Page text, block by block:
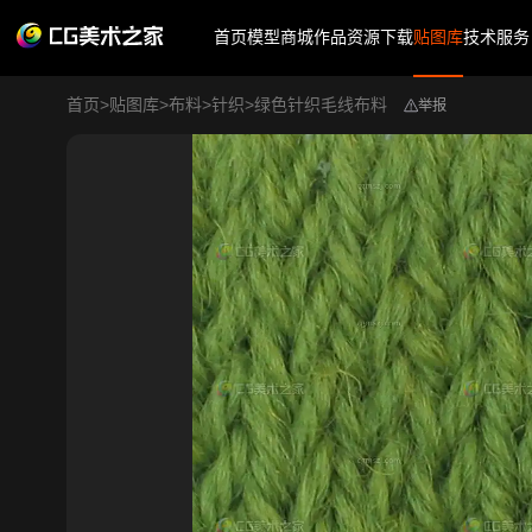
首页模型商城作品资源下载贴图库技术服务
首页>贴图库>布料>针织>绿色针织毛线布料 举报